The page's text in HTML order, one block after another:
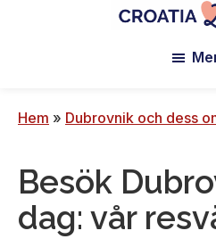
sens
-
Le
blog
Hem » Dubrovnik och dess
Besök
dag: vår